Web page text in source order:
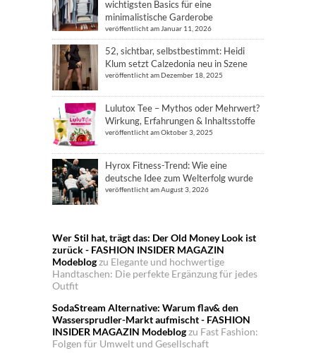
wichtigsten Basics für eine
minimalistische Garderobe
veröffentlicht am Januar 11, 2026
52, sichtbar, selbstbestimmt: Heidi
Klum setzt Calzedonia neu in Szene
veröffentlicht am Dezember 18, 2025
Lulutox Tee – Mythos oder Mehrwert?
Wirkung, Erfahrungen & Inhaltsstoffe
veröffentlicht am Oktober 3, 2025
Hyrox Fitness-Trend: Wie eine
deutsche Idee zum Welterfolg wurde
veröffentlicht am August 3, 2026
Wer Stil hat, trägt das: Der Old Money Look ist
zurück - FASHION INSIDER MAGAZIN
Modeblogzu Elegante und hochwertige
Handtaschen: Die perfekte Ergänzung für jedes
Outfit
SodaStream Alternative: Warum flav& den
Wassersprudler-Markt aufmischt - FASHION
INSIDER MAGAZIN Modeblogzu Fast Fashion:
Folgen für Umwelt und Gesellschaft